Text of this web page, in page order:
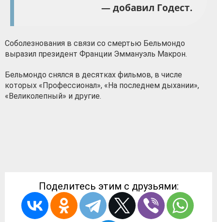
— добавил Годест.
Соболезнования в связи со смертью Бельмондо
выразил президент Франции Эммануэль Макрон.
Бельмондо снялся в десятках фильмов, в числе
которых «Профессионал», «На последнем дыхании»,
«Великолепный» и другие.
Поделитесь этим с друзьями: